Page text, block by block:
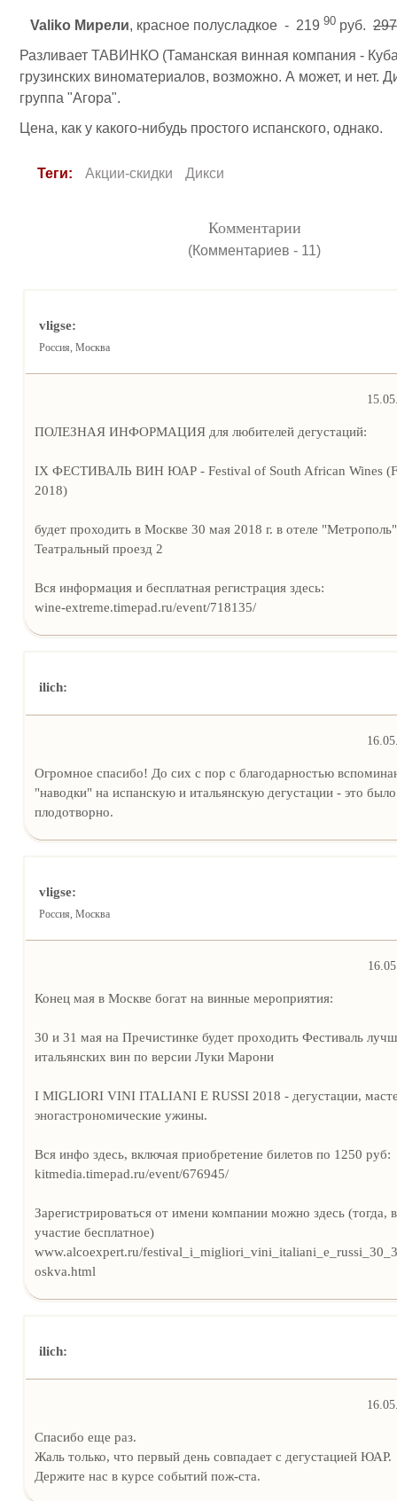
Valiko Мирели, красное полусладкое - 219 90 руб.
Разливает ТАВИНКО (Таманская винная компания -
грузинских виноматериалов, возможно. А может, и нет.
группа "Агора".
Цена, как у какого-нибудь простого испанского, однако.
Теги: Акции-скидки Дикси
Комментарии
(Комментариев - 11)
vligse:
Россия, Москва
ПОЛЕЗНАЯ ИНФОРМАЦИЯ для любителей дегустаций:
IX ФЕСТИВАЛЬ ВИН ЮАР - Festival of South African Wines
2018)
будет проходить в Москве 30 мая 2018 г. в отеле
Театральный проезд 2
Вся информация и бесплатная регистрация здесь:
wine-extreme.timepad.ru/event/718135/
ilich:
Огромное спасибо! До сих с пор с благодарностью
"наводки" на испанскую и итальянскую дегустации - это
плодотворно.
vligse:
Россия, Москва
Конец мая в Москве богат на винные мероприятия:
30 и 31 мая на Пречистинке будет проходить Фестиваль
итальянских вин по версии Луки Марони
I MIGLIORI VINI ITALIANI E RUSSI 2018 - дегустации,
эногастрономические ужины.
Вся инфо здесь, включая приобретение билетов по 1250 руб:
kitmedia.timepad.ru/event/676945/
Зарегистрироваться от имени компании можно здесь (тогда,
участие бесплатное)
www.alcoexpert.ru/
oskva.html
ilich:
Спасибо еще раз.
Жаль только, что первый день совпадает с дегустацией ЮАР.
Держите нас в курсе событий пож-ста.